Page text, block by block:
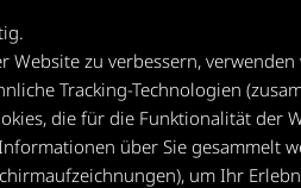
Website zu verbessern,
Tracking-Technologien
die für die Funktionalität der
über Sie gesammelt
um Ihr